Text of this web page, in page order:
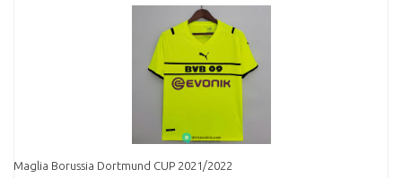
Maglia Borussia Dortmund CUP 2021/2022